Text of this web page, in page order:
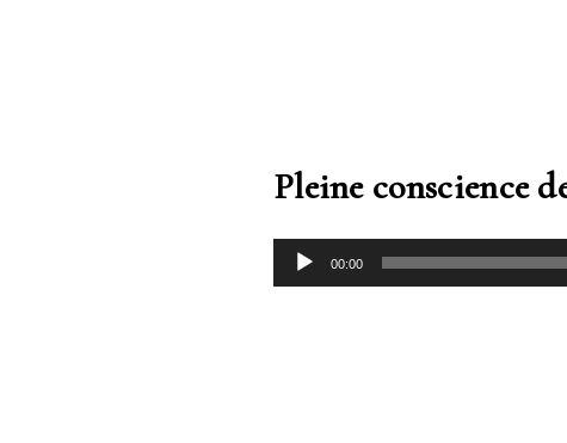
Pleine conscience
00:00